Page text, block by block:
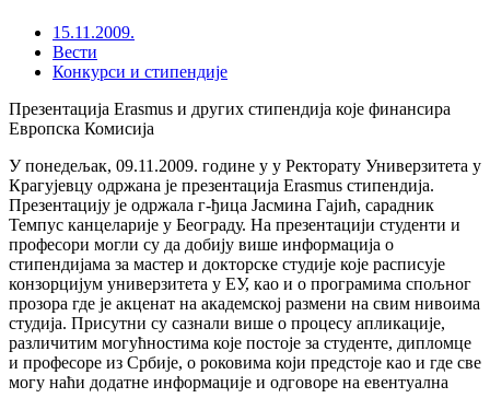
15.11.2009.
Вести
Конкурси и стипендије
Презентација Erasmus и других стипендија које финансира
Европска Комисија
У понедељак, 09.11.2009. године у у Ректорату Универзитета у
Крагујевцу одржана је презентација Erasmus стипендија.
Презентацију је одржала г-ђица Јасмина Гајић, сарадник
Темпус канцеларије у Београду. На презентацији студенти и
професори могли су да добију више информација о
стипендијама за мастер и докторске студије које расписује
конзорцијум универзитета у ЕУ, као и о програмима спољног
прозора где је акценат на академској размени на свим нивоима
студија. Присутни су сазнали више о процесу апликације,
различитим могућностима које постоје за студенте, дипломце
и професоре из Србије, о роковима који предстоје као и где све
могу наћи додатне информације и одговоре на евентуална